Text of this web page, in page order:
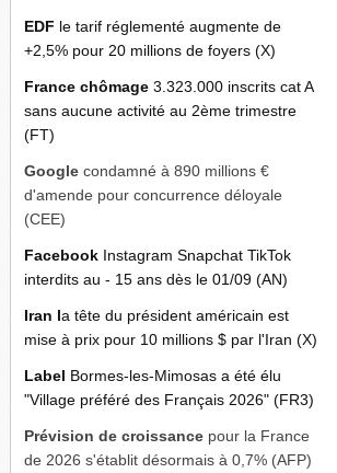
EDF le tarif réglementé augmente de
+2,5% pour 20 millions de foyers (X)
France chômage 3.323.000 inscrits cat A
sans aucune activité au 2ème trimestre
(FT)
Google condamné à 890 millions €
d'amende pour concurrence déloyale
(CEE)
Facebook Instagram Snapchat TikTok
interdits au - 15 ans dès le 01/09 (AN)
Iran la tête du président américain est
mise à prix pour 10 millions $ par l'Iran (X)
Label Bormes-les-Mimosas a été élu
"Village préféré des Français 2026" (FR3)
Prévision de croissance pour la France
de 2026 s'établit désormais à 0,7% (AFP)